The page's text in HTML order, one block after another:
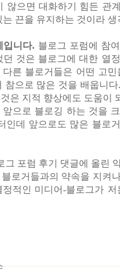
않으면 대화하기 힘든 관
끈을 유지하는 것이라 생
입니다. 블로그 포럼에 참
것은 블로그에 대한 열
른 블로거들은 어떤 고
참으로 많은 것을 배웁니
은 지적 향상에도 도움이
으로 블로깅 하는 것을
인데 앞으로도 많은 블로
그 포럼 후기 댓글에 올린
로거들과의 약속을 지켜
적인 미디어-블로그가